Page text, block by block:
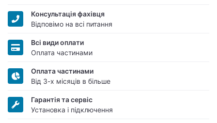
Консультація фахівця
Відповімо на всі питання
Всі види оплати
Оплата частинами
Оплата частинами
Від 3-х місяців в більше
Гарантія та сервіс
Установка і підключення